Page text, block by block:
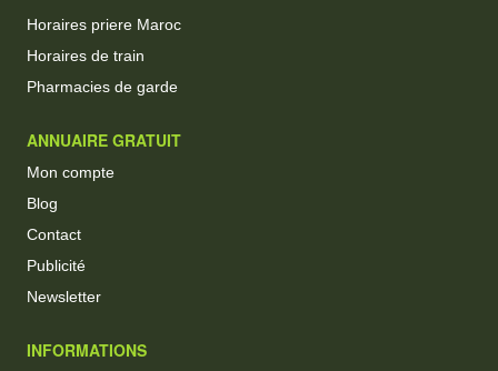
Horaires priere Maroc
Horaires de train
Pharmacies de garde
ANNUAIRE GRATUIT
Mon compte
Blog
Contact
Publicité
Newsletter
INFORMATIONS